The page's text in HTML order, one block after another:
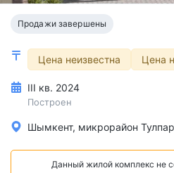
Продажи завершены
Цена неизвестна Цена
III кв. 2024
Построен
Шымкент, микрорайон
Данный жилой комплекс не